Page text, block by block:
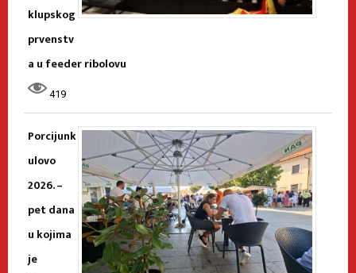
klupskog
prvenstv
a u feeder ribolovu
419
Porcijunk
ulovo
2026. –
pet dana
u kojima
je